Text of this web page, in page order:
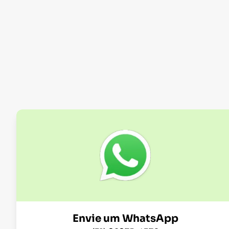
Envie um WhatsApp